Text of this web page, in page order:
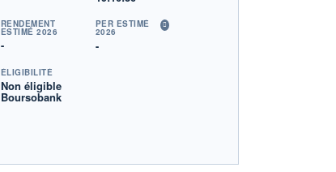
RENDEMENT
ESTIMÉ 2026
-
PER ESTIMÉ
2026
-
ÉLIGIBILITÉ
Non éligible
Boursobank